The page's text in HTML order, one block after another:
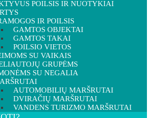
POILSIS IR NUOTYKIAI
IR POILSIS
GAMTOS OBJEKTAI
GAMTOS TAKAI
POILSIO VIETOS
SU VAIKAIS
GRUPĖMS
SU NEGALIA
AUTOMOBILIŲ MARŠRUTAI
DVIRAČIŲ MARŠRUTAI
VANDENS TURIZMO MARŠRUTAI